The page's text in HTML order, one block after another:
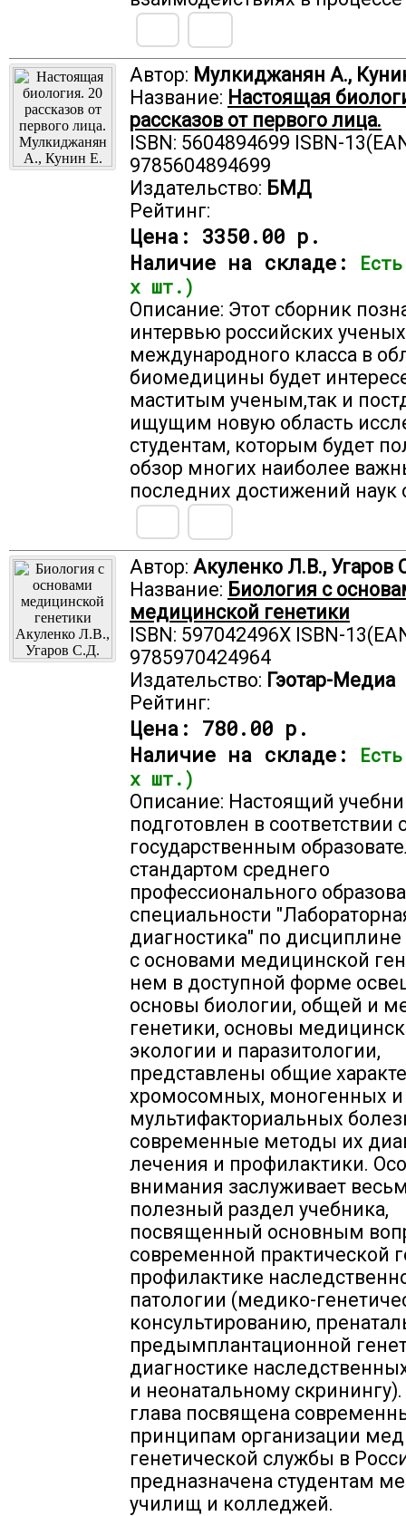
Автор: Мулкиджанян А.,
Название: Настоящая
рассказов от первого лица.
ISBN: 5604894699 ISBN-
9785604894699
Издательство: БМД
Рейтинг:
Цена: 3350.00 р.
Наличие на складе:
х шт.)
Описание: Этот сборник
интервью российских
международного класса в
биомедицины будет
маститым ученым,так и
ищущим новую область
студентам, которым будет
обзор многих наиболее
последних достижений наук
Автор: Акуленко Л.В., Угаров
Название: Биология с
медицинской генетики
ISBN: 597042496X ISBN-
9785970424964
Издательство: Гэотар-Медиа
Рейтинг:
Цена: 780.00 р.
Наличие на складе:
х шт.)
Описание: Настоящий
подготовлен в соответствии
государственным
стандартом среднего
профессионального
специальности
диагностика" по
с основами медицинской
нем в доступной форме
основы биологии, общей и
генетики, основы
экологии и паразитологии,
представлены общие
хромосомных, моногенных и
мультифакториальных
современные методы их
лечения и профилактики.
внимания заслуживает
полезный раздел учебника,
посвященный основным
современной практической
профилактике
патологии (медико-
консультированию,
предымплантационной
диагностике
и неонатальному
глава посвящена
принципам организации
генетической службы в
предназначена студентам
училищ и колледжей.